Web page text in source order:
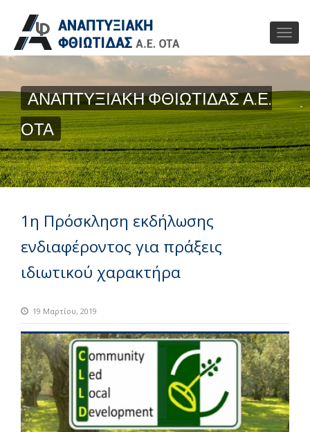
ΑΝΑΠΤΥΞΙΑΚΗ ΦΘΙΩΤΙΔΑΣ Α.Ε.
ΟΤΑ
1η Πρόσκληση εκδήλωσης
ενδιαφέροντος για πράξεις
ιδιωτικού χαρακτήρα
19 Μαρτίου, 2019